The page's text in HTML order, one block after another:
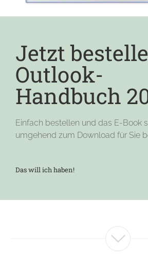
Jetzt
Outlook-
Handbuch
Einfach bestellen und das E-Book
umgehend zum Download für Sie
Das will ich haben!